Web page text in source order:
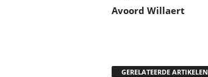
Avoord Willaert
GERELATEERDE ARTIKELEN